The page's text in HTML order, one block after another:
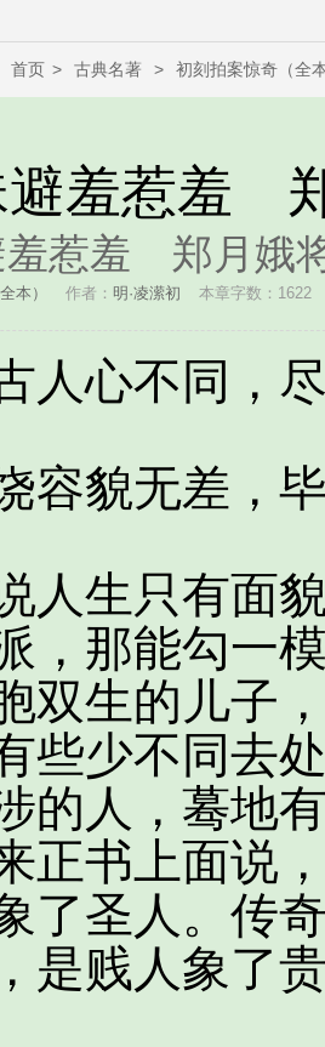
首页 > 古典名著 > 初刻拍案惊奇（全
避羞惹羞
羞惹羞 郑月娥
本） 作者： 明·凌潆初 本章字数：1622
心不同，尽
貌无差，毕
生只有面貌
，那能勾一
双生的儿子
些少不同去
的人，蓦地
正书上面说
了圣人。传
是贱人象了